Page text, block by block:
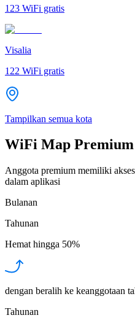
123 WiFi gratis
Visalia
122 WiFi gratis
Tampilkan semua kota
WiFi Map Premium
Anggota premium memiliki
dalam aplikasi
Bulanan
Tahunan
Hemat hingga 50%
dengan beralih ke keanggotaan
Tahunan